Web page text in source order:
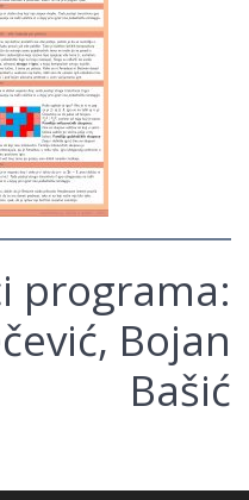
programa:
Bojan
Bašić